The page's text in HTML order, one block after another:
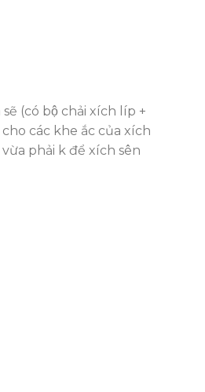
(có bộ chải xích líp +
các khe ắc của xích
phải k để xích sên